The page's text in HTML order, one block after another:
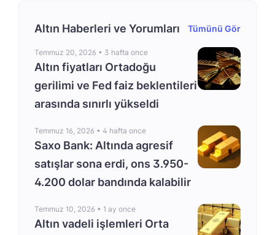
Altın Haberleri ve Yorumları Tümünü Gör
Temmuz 20, 2026 • 3 hafta once
Altın fiyatları Ortadoğu
gerilimi ve Fed faiz beklentileri
arasında sınırlı yükseldi
Temmuz 16, 2026 • 4 hafta once
Saxo Bank: Altında agresif
satışlar sona erdi, ons 3.950-
4.200 dolar bandında kalabilir
Temmuz 10, 2026 • 1 ay once
Altın vadeli işlemleri Orta